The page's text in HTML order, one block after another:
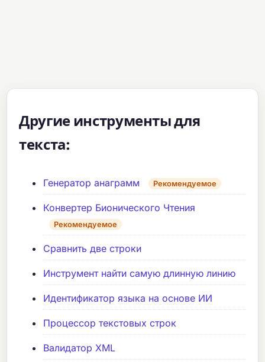
Другие инструменты для
текста:
Генератор анаграмм Рекомендуемое
Конвертер Бионического Чтения
Рекомендуемое
Сравнить две строки
Инструмент найти самую длинную линию
Идентификатор языка на основе ИИ
Процессор текстовых строк
Валидатор XML